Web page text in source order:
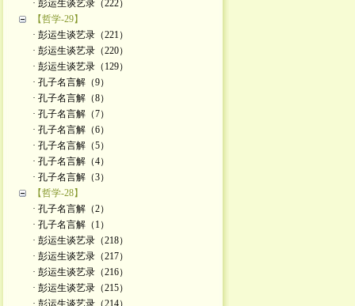
· 彭运生谈艺录（222）
【哲学-29】
· 彭运生谈艺录（221）
· 彭运生谈艺录（220）
· 彭运生谈艺录（129）
· 孔子名言解（9）
· 孔子名言解（8）
· 孔子名言解（7）
· 孔子名言解（6）
· 孔子名言解（5）
· 孔子名言解（4）
· 孔子名言解（3）
【哲学-28】
· 孔子名言解（2）
· 孔子名言解（1）
· 彭运生谈艺录（218）
· 彭运生谈艺录（217）
· 彭运生谈艺录（216）
· 彭运生谈艺录（215）
· 彭运生谈艺录（214）